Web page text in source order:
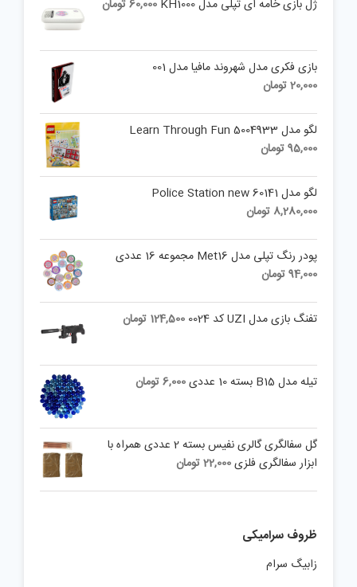
ژل بازی خامه ای تپلی مدل KH1000 60,000تومان
بازی فکری مدل شهروند مافیا مدل 001
20,000تومان
لگو مدل Learn Through Fun 5004933
95,000تومان
لگو مدل Police Station new 60141
8,280,000 تومان
پودر رنگ تپلی مدل Met16 مجموعه 16 عددی
94,000تومان
تفنگ بازی مدل UZI کد 0024 124,500 تومان
تیله مدل B15 بسته 10 عددی 6,000تومان
گل سفالگری گالری نفیس بسته 2 عددی همراه با
ابزار سفالگری فلزی22,000تومان
ظروف سرامیکی
زابیگ سرام